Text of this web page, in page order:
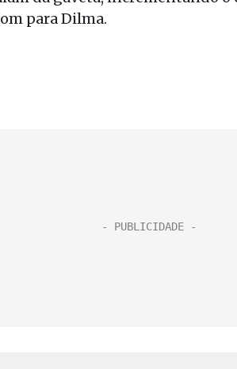
para Dilma.